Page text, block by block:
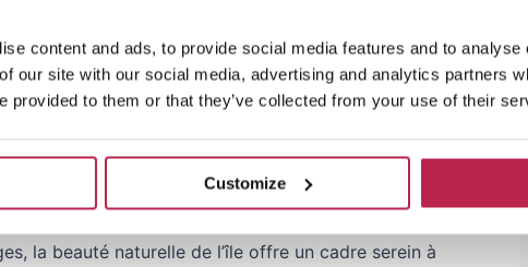
content and ads, to provide social media features and to
our site with our social media, advertising and analytics partners
provided to them or that they’ve collected from your use of their
Customize
de l’esprit communautaire si caractéristique
le temps semble s’être arrêté, les voisins et les amis
avec admiration les Rois Mages qui
un moment où les soucis quotidiens cèdent
la beauté naturelle de l’île offre un cadre serein à